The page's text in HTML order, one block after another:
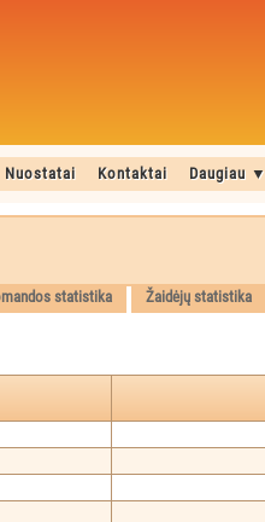
Nuostatai Kontaktai Daugiau ▼
statistika Žaidėjų statistika